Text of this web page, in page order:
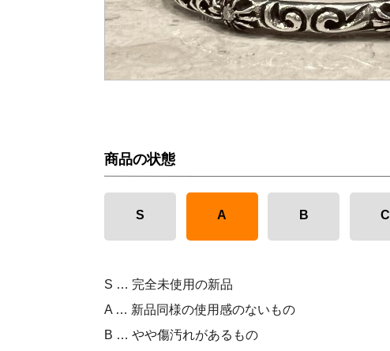
商品の状態
S A B C
S … 完全未使用の新品
A … 新品同様の使用感のないもの
B … やや傷汚れがあるもの